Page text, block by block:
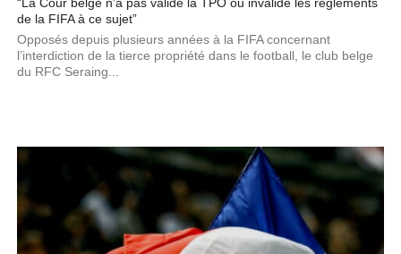
de la FIFA à ce sujet”
Opposés depuis plusieurs années à la FIFA concernant
l’interdiction de la tierce propriété dans le football, le club belge
du RFC Seraing...